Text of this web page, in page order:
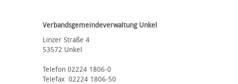
Verbandsgemeindeverwaltung Unkel
Linzer Straße 4
53572 Unkel
Telefon 02224 1806-0
Telefax 02224 1806-50